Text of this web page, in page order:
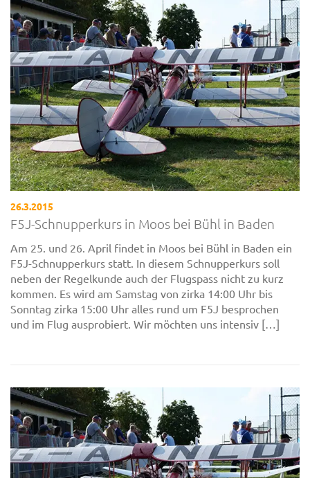
26.3.2015
F5J-Schnupperkurs in Moos bei Bühl in Baden
Am 25. und 26. April findet in Moos bei Bühl in Baden ein
F5J-Schnupperkurs statt. In diesem Schnupperkurs soll
neben der Regelkunde auch der Flugspass nicht zu kurz
kommen. Es wird am Samstag von zirka 14:00 Uhr bis
Sonntag zirka 15:00 Uhr alles rund um F5J besprochen
und im Flug ausprobiert. Wir möchten uns intensiv […]